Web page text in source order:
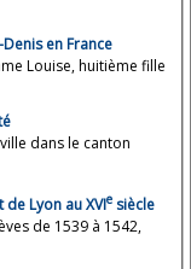
en France
Louise, huitième fille
dans le canton
Lyon au XVIe siècle
de 1539 à 1542,